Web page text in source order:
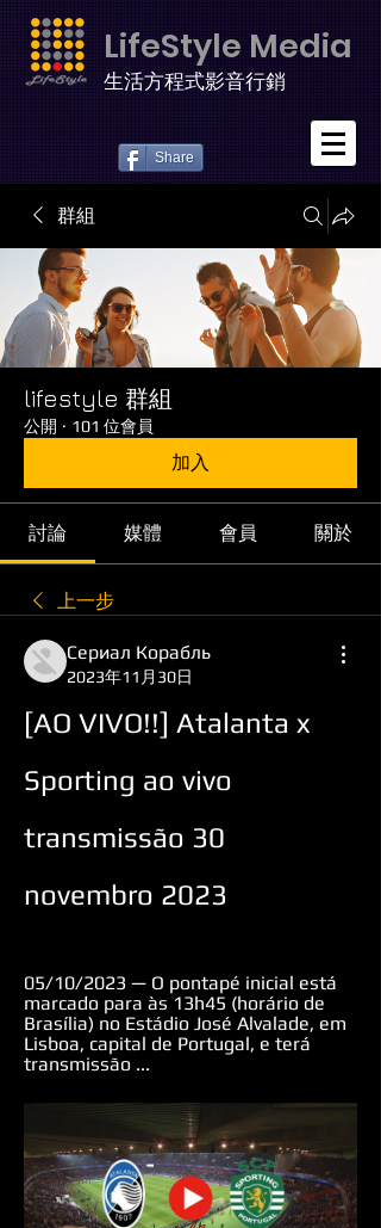
LifeStyle Media
生活方程式影音行銷
Share
群組
lifestyle 群組
公開 · 101 位會員
加入
討論 媒體 會員 關於
上一步
Сериал Корабль
2023年11月30日
[AO VIVO!!] Atalanta x
Sporting ao vivo
transmissão 30
novembro 2023
05/10/2023 — O pontapé inicial está
marcado para às 13h45 (horário de
Brasília) no Estádio José Alvalade, em
Lisboa, capital de Portugal, e terá
transmissão ...